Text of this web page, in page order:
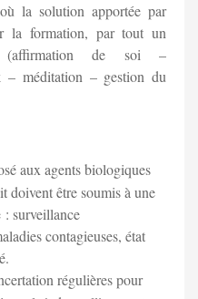
la solution apportée par
la formation, par tout un
(affirmation de soi –
– méditation – gestion du
aux agents biologiques
doivent être soumis à une
: surveillance
contagieuses, état
régulières pour